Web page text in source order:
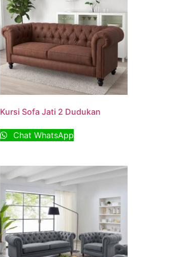
Kursi Sofa Jati 2 Dudukan
Chat WhatsApp